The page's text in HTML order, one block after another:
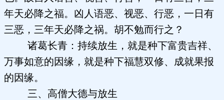
年天必降之福。凶人语恶、视恶、行恶，一日有
三恶，三年天必降之祸。胡不勉而行之？
诸葛长青：持续放生，就是种下富贵吉祥、
万事如意的因缘，就是种下福慧双修、成就果报
的因缘。
三、高僧大德与放生